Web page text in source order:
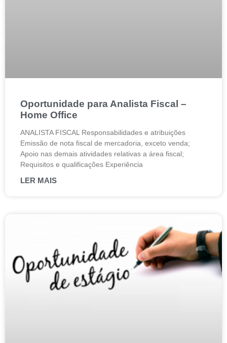
Oportunidade para Analista Fiscal –
Home Office
ANALISTA FISCAL Responsabilidades e atribuições
Emissão de nota fiscal de mercadoria, exceto venda;
Apoio nas demais atividades relativas a área fiscal;
Requisitos e qualificações Experiência
LER MAIS